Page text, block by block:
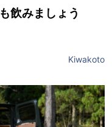
飲みましょう
Kiwakoto